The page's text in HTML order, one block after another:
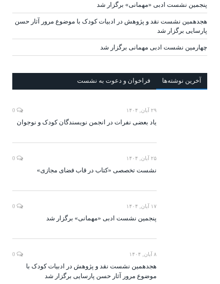
پنجمین نشست ادبی «مهمانی» برگزار شد
هجدهمین نشست نقد و پژوهش در ادبیات کودک با موضوع مرور آثار حسن
پارسایی برگزار شد
چهارمین نشست ادبی مهمانی برگزار شد
آخرين‌ نوشته‌ها فراخوان و دعوت به نشست
۲۹ آبان, ۱۴۰۴
یاد بعضی نفرات در انجمن نویسندگان کودک و نوجوان
۲۵ آبان, ۱۴۰۴
نشست تخصصی «کتاب در قاب فضای مجازی»
۱۷ آبان, ۱۴۰۴
پنجمین نشست ادبی «مهمانی» برگزار شد
۸ آبان, ۱۴۰۴
هجدهمین نشست نقد و پژوهش در ادبیات کودک با
موضوع مرور آثار حسن پارسایی برگزار شد